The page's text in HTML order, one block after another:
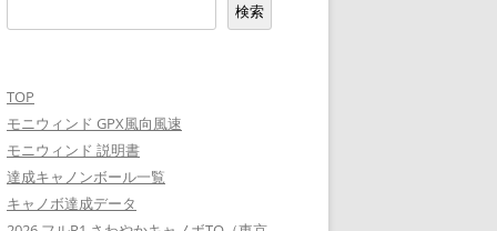
検索
TOP
モニウィンド GPX風向風速
モニウィンド 説明書
達成キャノンボール一覧
キャノボ達成データ